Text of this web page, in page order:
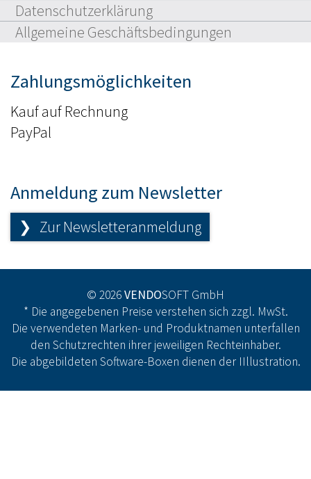
Datenschutzerklärung
Allgemeine Geschäftsbedingungen
Zahlungsmöglichkeiten
Kauf auf Rechnung
PayPal
Anmeldung zum Newsletter
❯ Zur Newsletteranmeldung
© 2026VENDOSOFT GmbH
* Die angegebenen Preise verstehen sich zzgl. MwSt.
Die verwendeten Marken- und Produktnamen unterfallen
den Schutzrechten ihrer jeweiligen Rechteinhaber.
Die abgebildeten Software-Boxen dienen der IIllustration.